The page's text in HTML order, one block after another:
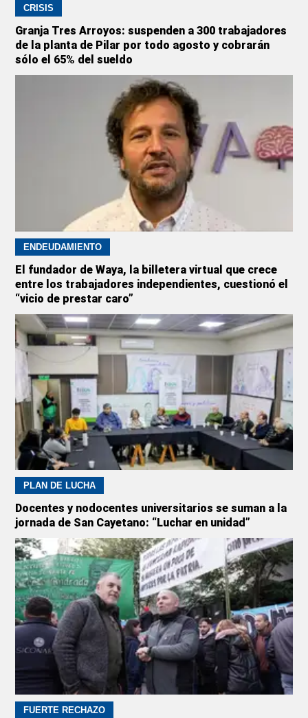
CRISIS
Granja Tres Arroyos: suspenden a 300 trabajadores
de la planta de Pilar por todo agosto y cobrarán
sólo el 65% del sueldo
ENDEUDAMIENTO
El fundador de Waya, la billetera virtual que crece
entre los trabajadores independientes, cuestionó el
“vicio de prestar caro”
PLAN DE LUCHA
Docentes y nodocentes universitarios se suman a la
jornada de San Cayetano: “Luchar en unidad”
FUERTE RECHAZO